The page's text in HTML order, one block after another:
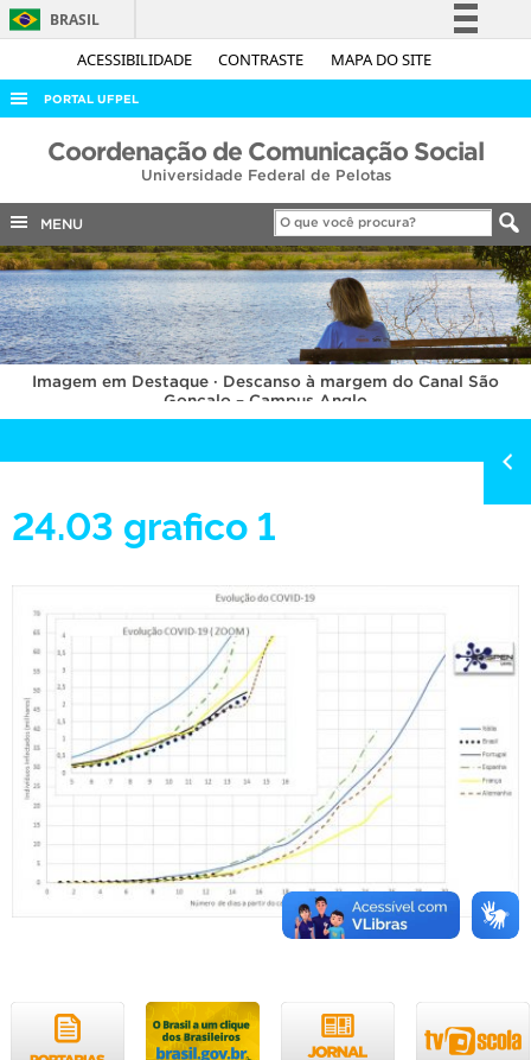
ACESSIBILIDADE CONTRASTE MAPA DO SITE
BRASIL
Simplifique!
Acesso à informação
Legislação
Canais
PORTAL UFPEL
ACESSO À INFORMAÇÃO
COBALTO
CONCURSOS
EDITAIS
INTERNACIONAL
OUVIDORIA
PORTARIAS
TELEFONES
Coordenação de Comunicação Social
Universidade Federal de Pelotas
MENU
Imagem em Destaque · Descanso à margem do Canal São
Gonçalo – Campus Anglo
24.03 grafico 1